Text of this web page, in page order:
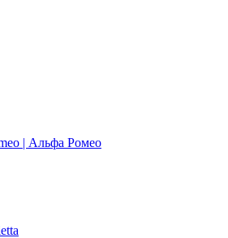
| Альфа Ромео